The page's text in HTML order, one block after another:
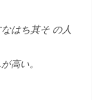
はち其そ の人
高い。